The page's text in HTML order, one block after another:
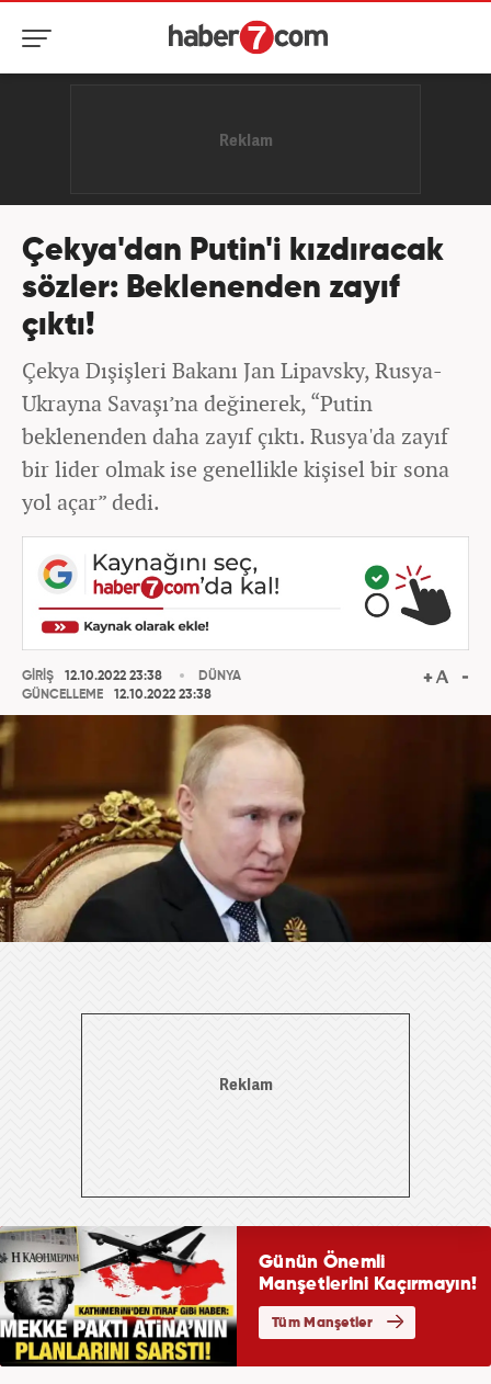
Çekya'dan Putin'i kızdıracak
sözler: Beklenenden zayıf
çıktı!
Çekya Dışişleri Bakanı Jan Lipavsky, Rusya-
Ukrayna Savaşı’na değinerek, “Putin
beklenenden daha zayıf çıktı. Rusya'da zayıf
bir lider olmak ise genellikle kişisel bir sona
yol açar” dedi.
GİRİŞ
12.10.2022 23:38
GÜNCELLEME
12.10.2022 23:38
DÜNYA